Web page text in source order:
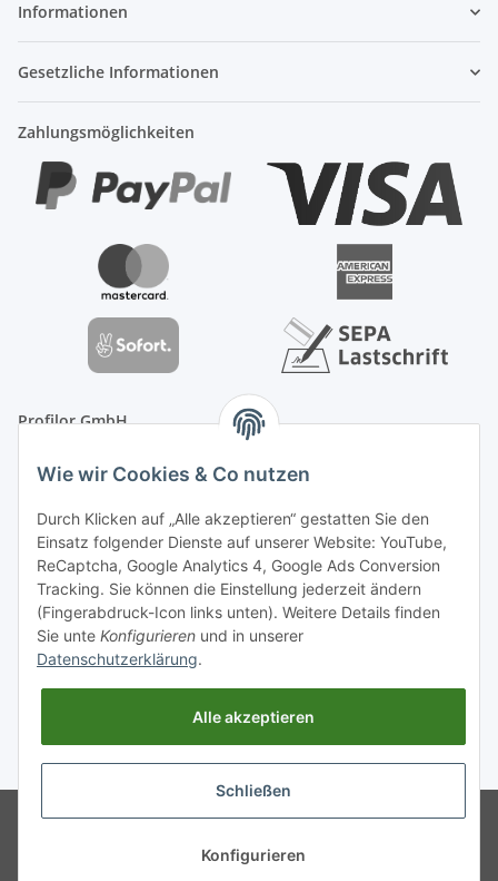
Informationen
Gesetzliche Informationen
Zahlungsmöglichkeiten
Profilor GmbH
OdF.Platz 2
16775 Löwenberger Land
Telefon: +49 (0) 33094-719-8719
E-Mail: info (ät) treppe99 (Punkt) de
* Alle Preise inkl. gesetzlicher USt., zzgl.Versand
Wie wir Cookies & Co nutzen
Durch Klicken auf „Alle akzeptieren“ gestatten Sie den
Einsatz folgender Dienste auf unserer Website: YouTube,
ReCaptcha, Google Analytics 4, Google Ads Conversion
Tracking. Sie können die Einstellung jederzeit ändern
(Fingerabdruck-Icon links unten). Weitere Details finden
Sie unte Konfigurieren und in unserer
Datenschutzerklärung.
Alle akzeptieren
Schließen
Konfigurieren